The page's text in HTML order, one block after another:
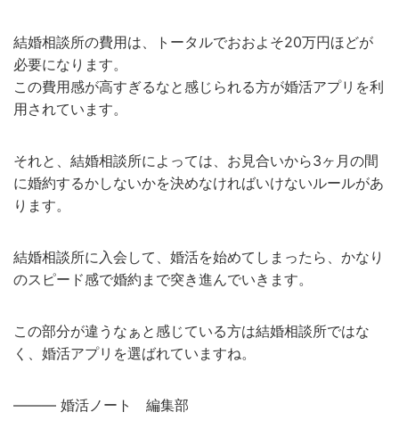
結婚相談所の費用は、トータルでおおよそ20万円ほどが
必要になります。
この費用感が高すぎるなと感じられる方が婚活アプリを利
用されています。
それと、結婚相談所によっては、お見合いから3ヶ月の間
に婚約するかしないかを決めなければいけないルールがあ
ります。
結婚相談所に入会して、婚活を始めてしまったら、かなり
のスピード感で婚約まで突き進んでいきます。
この部分が違うなぁと感じている方は結婚相談所ではな
く、婚活アプリを選ばれていますね。
——— 婚活ノート 編集部